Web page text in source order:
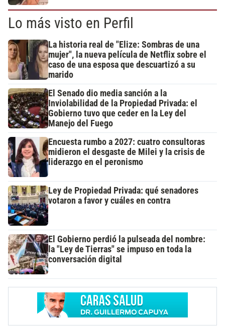
Lo más visto en Perfil
La historia real de "Elize: Sombras de una
mujer", la nueva película de Netflix sobre el
caso de una esposa que descuartizó a su
marido
El Senado dio media sanción a la
Inviolabilidad de la Propiedad Privada: el
Gobierno tuvo que ceder en la Ley del
Manejo del Fuego
Encuesta rumbo a 2027: cuatro consultoras
midieron el desgaste de Milei y la crisis de
liderazgo en el peronismo
Ley de Propiedad Privada: qué senadores
votaron a favor y cuáles en contra
El Gobierno perdió la pulseada del nombre:
la "Ley de Tierras" se impuso en toda la
conversación digital